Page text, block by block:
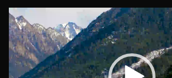
Video
Player